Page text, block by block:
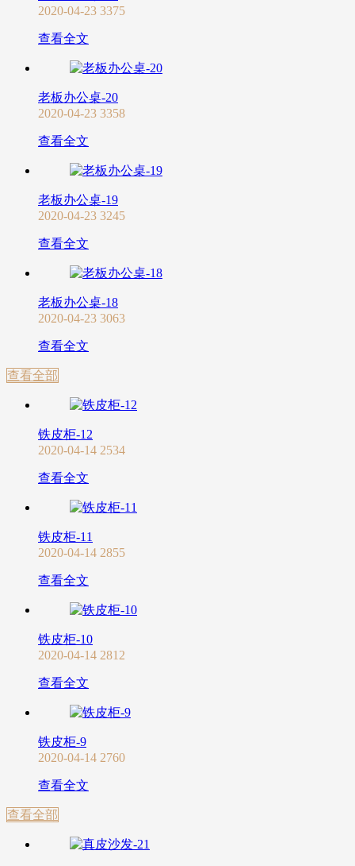
2020-04-23 3375
查看全文
老板办公桌-20
2020-04-23 3358
查看全文
老板办公桌-19
2020-04-23 3245
查看全文
老板办公桌-18
2020-04-23 3063
查看全文
查看全部
铁皮柜-12
2020-04-14 2534
查看全文
铁皮柜-11
2020-04-14 2855
查看全文
铁皮柜-10
2020-04-14 2812
查看全文
铁皮柜-9
2020-04-14 2760
查看全文
查看全部